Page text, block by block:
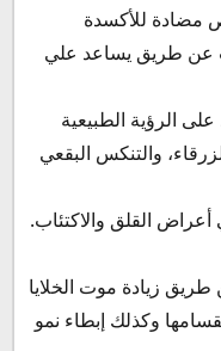
مضادة للأكسدة
عن طريق يساعد علي
الرؤية الطبيعية
والتنكس البقعي
القلق والاكتئاب.
زيادة موت الخلايا
وكذلك إبطاء نمو